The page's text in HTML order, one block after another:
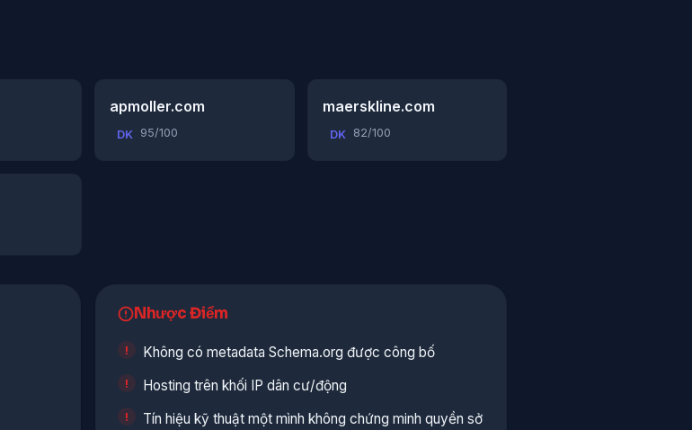
apmoller.com
DK 95/100
maerskline.com
DK 82/100
Nhược Điểm
Không có metadata Schema.org được công bố
Hosting trên khối IP dân cư/động
Tín hiệu kỹ thuật một mình không chứng minh quyền sở